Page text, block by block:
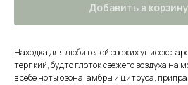
Добавить в корзину
Находка для любителей свежих унисекс-
терпкий, будто глоток свежего воздуха на
в себе ноты озона, амбры и цитруса,